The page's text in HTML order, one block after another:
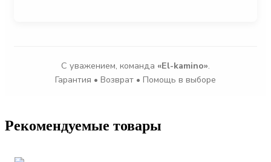
С уважением, команда «El-kamino».
Гарантия • Возврат • Помощь в выборе
Рекомендуемые товары